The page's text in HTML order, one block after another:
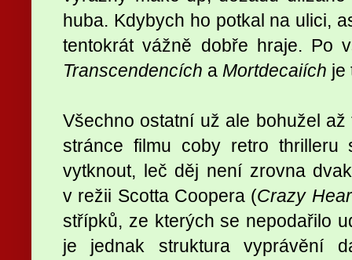
huba. Kdybych ho potkal na ulici,
tentokrát vážně dobře hraje. Po
Transcendencích a Mortdecaiích je
Všechno ostatní už ale bohužel
stránce filmu coby retro
vytknout, leč děj není zrovna
v režii Scotta Coopera (Crazy
střípků, ze kterých se nepodařilo
je jednak struktura vyprávění